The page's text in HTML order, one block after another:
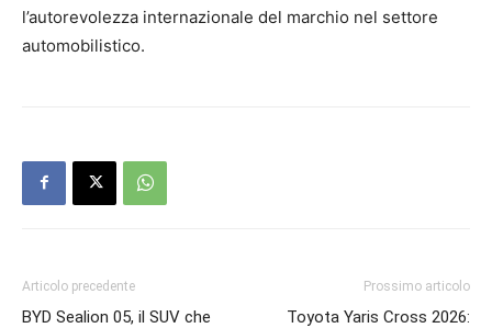
l’autorevolezza internazionale del marchio nel settore
automobilistico.
Articolo precedente
BYD Sealion 05, il SUV che
Prossimo articolo
Toyota Yaris Cross 2026: